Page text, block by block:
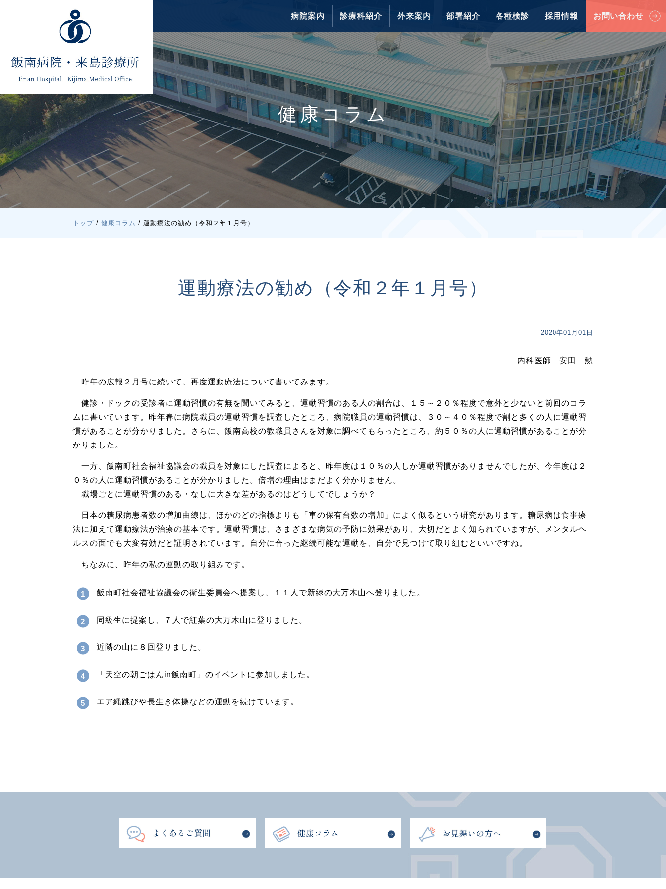
病院案内
診療科紹介 外来案内 部署紹介 各種検診 採用情報 お問い合わせ
健康コラム
現
トップ / 健康コラム / 運動療法の勧め（令和２年１月号）
運動療法の勧め（令和２年１月号）
2020年01月01日
内科医師 安田 勲
昨年の広報２月号に続いて、再度運動療法について書いてみます。
健診・ドックの受診者に運動習慣の有無を聞いてみると、運動習慣のある人の割合は、１５～２０％程度で意外と少ないと前回のコラ
ムに書いています。昨年春に病院職員の運動習慣を調査したところ、病院職員の運動習慣は、３０～４０％程度で割と多くの人に運動習
慣があることが分かりました。さらに、飯南高校の教職員さんを対象に調べてもらったところ、約５０％の人に運動習慣があることが分
かりました。
一方、飯南町社会福祉協議会の職員を対象にした調査によると、昨年度は１０％の人しか運動習慣がありませんでしたが、今年度は２
０％の人に運動習慣があることが分かりました。倍増の理由はまだよく分かりません。
職場ごとに運動習慣のある・なしに大きな差があるのはどうしてでしょうか？
日本の糖尿病患者数の増加曲線は、ほかのどの指標よりも「車の保有台数の増加」によく似るという研究があります。糖尿病は食事療
法に加えて運動療法が治療の基本です。運動習慣は、さまざまな病気の予防に効果があり、大切だとよく知られていますが、メンタルヘ
ルスの面でも大変有効だと証明されています。自分に合った継続可能な運動を、自分で見つけて取り組むといいですね。
ちなみに、昨年の私の運動の取り組みです。
飯南町社会福祉協議会の衛生委員会へ提案し、１１人で新緑の大万木山へ登りました。
同級生に提案し、７人で紅葉の大万木山に登りました。
近隣の山に８回登りました。
「天空の朝ごはんin飯南町」のイベントに参加しました。
エア縄跳びや長生き体操などの運動を続けています。